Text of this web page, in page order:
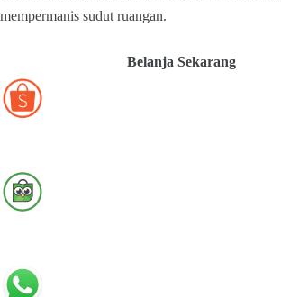
mempermanis sudut ruangan.
Belanja Sekarang